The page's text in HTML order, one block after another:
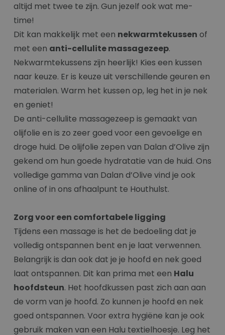
altijd met twee te zijn. Gun jezelf ook wat me-
time!
Dit kan makkelijk met een nekwarmtekussen of
met een anti-cellulite massagezeep.
Nekwarmtekussens zijn heerlijk! Kies een kussen
naar keuze. Er is keuze uit verschillende geuren en
materialen. Warm het kussen op, leg het in je nek
en geniet!
De anti-cellulite massagezeep is gemaakt van
olijfolie en is zo zeer goed voor een gevoelige en
droge huid. De olijfolie zepen van Dalan d’Olive zijn
gekend om hun goede hydratatie van de huid. Ons
volledige gamma van Dalan d’Olive vind je ook
online of in ons afhaalpunt te Houthulst.
Zorg voor een comfortabele ligging
Tijdens een massage is het de bedoeling dat je
volledig ontspannen bent en je laat verwennen.
Belangrijk is dan ook dat je je hoofd en nek goed
laat ontspannen. Dit kan prima met een Halu
hoofdsteun. Het hoofdkussen past zich aan aan
de vorm van je hoofd. Zo kunnen je hoofd en nek
goed ontspannen. Voor extra hygiëne kan je ook
gebruik maken van een Halu textielhoesje. Leg het